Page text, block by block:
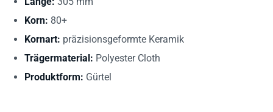
Korn: 80+
Kornart: präzisionsgeformte Keramik
Trägermaterial: Polyester Cloth
Produktform: Gürtel